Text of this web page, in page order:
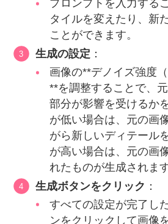
プロンプトを入力する
タイルを変えたり、新
ことができます。
生成の設定 ：
画像の**デノイズ強度
**を調整することで、
部分が影響を受けるか
が低い場合は、元の画
がら新しいディテール
が高い場合は、元の画
れたものが生成されます
生成ボタンをクリック ：
すべての設定が完了した
ンをクリックして画像